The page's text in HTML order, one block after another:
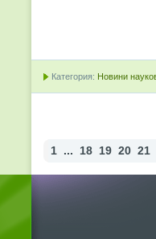
Категория: Новини
1 ... 18 19 20 21